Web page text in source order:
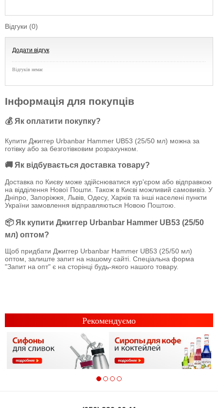
Відгуки (0)
Додати відгук
Відгуків немає
Інформація для покупців
💰 Як оплатити покупку?
Купити Джиггер Urbanbar Hammer UB53 (25/50 мл) можна за
готівку або за безготівковим розрахунком.
🚚 Як відбувається доставка товару?
Доставка по Києву може здійснюватися кур'єром або відправкою
на відділення Нової Пошти. Також в Києві можливий самовивіз. У
Дніпро, Запоріжжя, Львів, Одесу, Харків та інші населені пункти
України замовлення відправляються Новою Поштою.
📦 Як купити Джиггер Urbanbar Hammer UB53 (25/50
мл) оптом?
Щоб придбати Джиггер Urbanbar Hammer UB53 (25/50 мл)
оптом, залиште запит на нашому сайті. Спеціальна форма
"Запит на опт" є на сторінці будь-якого нашого товару.
Рекомендуємо